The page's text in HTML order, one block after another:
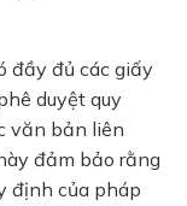
đầy đủ các giấy
duyệt quy
văn bản liên
đảm bảo rằng
định của pháp